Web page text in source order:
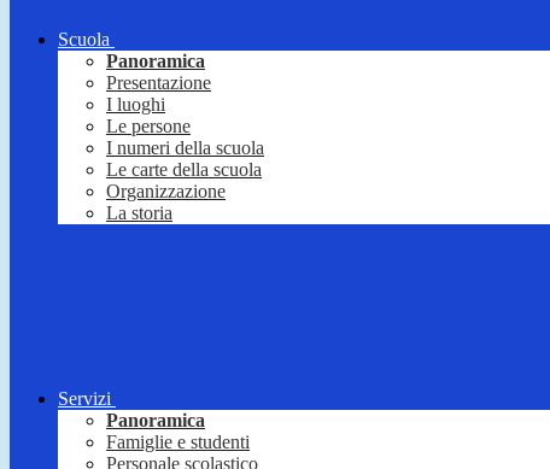
Scuola
Panoramica
Presentazione
I luoghi
Le persone
I numeri della scuola
Le carte della scuola
Organizzazione
La storia
Servizi
Panoramica
Famiglie e studenti
Personale scolastico